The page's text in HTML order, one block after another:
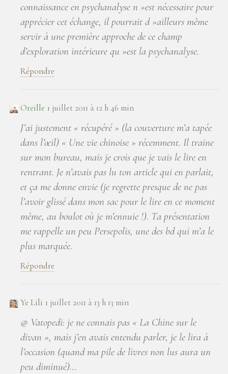
connaissance en psychanalyse n »est nécessaire pour
apprécier cet échange, il pourrait d »ailleurs même
servir à une première approche de ce champ
d’exploration intérieure qu »est la psychanalyse.
Répondre
Oreille 1 juillet 2011 à 12 h 46 min
J’ai justement « récupéré » (la couverture m’a tapée
dans l’œil) « Une vie chinoise » récemment. Il traine
sur mon bureau, mais je crois que je vais le lire en
rentrant. Je n’avais pas lu ton article qui en parlait,
et ça me donne envie (je regrette presque de ne pas
l’avoir glissé dans mon sac pour le lire en ce moment
même, au boulot où je m’ennuie !). Ta présentation
me rappelle un peu Persepolis, une des bd qui m’a le
plus marquée.
Répondre
Ye Lili 1 juillet 2011 à 13 h 13 min
@ Vatopedi: je ne connais pas « La Chine sur le
divan », mais j’en avais entendu parler, je le lira à
l’occasion (quand ma pile de livres non lus aura un
peu diminué)…